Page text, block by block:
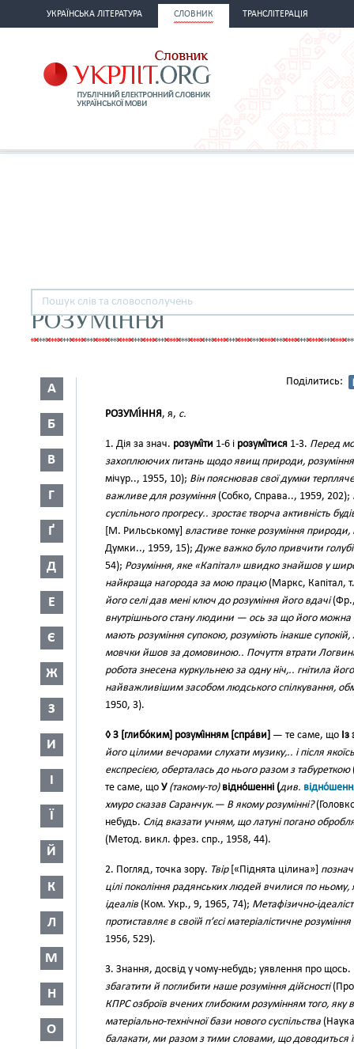
УКРАЇНСЬКА ЛІТЕРАТУРА СЛОВНИК ТРАНСЛІТЕРАЦІЯ
РОЗУМІННЯ
А
Б
В
Г
Ґ
Д
Е
Є
Ж
З
И
І
Ї
Й
К
Л
М
Н
О
Поділитись:
РОЗУМІ́ННЯ, я, с.
1. Дія за знач. розумі́ти 1-6 і розумі́тися 1-3. Перед
захоплюючих питань щодо явищ природи,
мічур.., 1955, 10); Він пояснював свої думки
важливе для розуміння (Собко, Справа.., 1959, 202);
суспільного прогресу.. зростає творча активність
[М. Рильському] властиве тонке розуміння природи,
Думки.., 1959, 15);Дуже важко було привчити
54); Розуміння, яке «Капітал» швидко знайшов у
найкраща нагорода за мою працю(Маркс, Капітал,
його селі дав мені ключ до розуміння його вдачі(Фр.,
внутрішнього стану людини — ось за що його можна
мають розуміння супокою, розуміють інакше
мовчки йшов за домовиною.. Почуття втрати
робота знесена куркульнею за одну ніч,.. гнітила
найважливішим засобом людського спілкування,
1950, 3).
◊ З [глибо́ким] розумі́нням [спра́ви] — те саме, що
його цілими вечорами слухати музику,.. і після
експресією, оберталась до нього разом з табуреткою
те саме, що У (такому-то) відно́шенні (див.
хмуро сказав Саранчук.— В якому розумінні?
небудь. Слід вказати учням, що латуні погано
(Метод. викл. фрез. спр., 1958, 44).
2. Погляд, точка зору. Твір[«Піднята цілина»]
цілі покоління радянських людей вчилися по ньому,
ідеалів (Ком. Укр., 9, 1965, 74); Метафізично-
протиставляє в своїй п’єсі матеріалістичне
1956, 529).
3. Знання, досвід у чому-небудь; уявлення про щось.
збагатити й поглибити наше розуміння дійсності(Про
КПРС озброїв вчених глибоким розумінням того, яку
матеріально-технічної бази нового суспільства
балакати, ми разом з тими словами, що доводиться